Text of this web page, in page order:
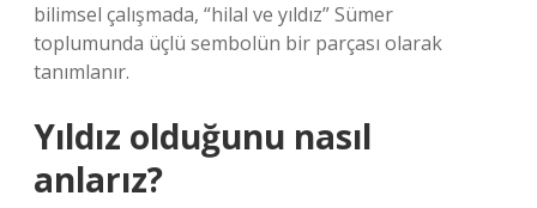
bilimsel çalışmada, “hilal ve yıldız” Sümer
toplumunda üçlü sembolün bir parçası olarak
tanımlanır.
Yıldız olduğunu nasıl
anlarız?